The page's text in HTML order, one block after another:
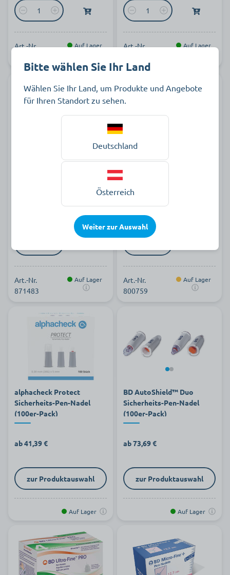
Art.-Nr.
Auf Lager
Art.-Nr.
Auf Lager
Entnahmekanüle, Packung
Packung à 25 Stück zzgl. MwSt.
Art.-Nr.
871483
Auf Lager
mylife Safety Lancets, 200
34,59 €
Packung à 200 Stück zzgl. MwSt.
Art.-Nr.
800759
Auf Lager
alphacheck Protect
Sicherheits-Pen-Nadel
(100er-Pack)
ab 41,39 €
zur Produktauswahl
Auf Lager
BD AutoShield™ Duo
Sicherheits-Pen-Nadel
(100er-Pack)
ab 73,69 €
zur Produktauswahl
Auf Lager
Bitte wählen Sie Ihr Land
Wählen Sie Ihr Land, um Produkte und Angebote
für Ihren Standort zu sehen.
Deutschland
Österreich
Weiter zur Auswahl